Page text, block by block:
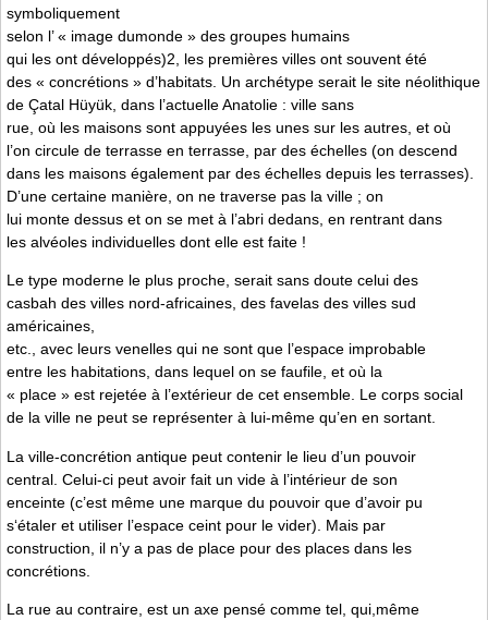
symboliquement
selon l’ « image dumonde » des groupes humains
qui les ont développés)2, les premières villes ont souvent été
des « concrétions » d’habitats. Un archétype serait le site néolithique
de Çatal Hüyük, dans l’actuelle Anatolie : ville sans
rue, où les maisons sont appuyées les unes sur les autres, et où
l’on circule de terrasse en terrasse, par des échelles (on descend
dans les maisons également par des échelles depuis les terrasses).
D’une certaine manière, on ne traverse pas la ville ; on
lui monte dessus et on se met à l’abri dedans, en rentrant dans
les alvéoles individuelles dont elle est faite !
Le type moderne le plus proche, serait sans doute celui des
casbah des villes nord-africaines, des favelas des villes sud
américaines,
etc., avec leurs venelles qui ne sont que l’espace improbable
entre les habitations, dans lequel on se faufile, et où la
« place » est rejetée à l’extérieur de cet ensemble. Le corps social
de la ville ne peut se représenter à lui-même qu’en en sortant.
La ville-concrétion antique peut contenir le lieu d’un pouvoir
central. Celui-ci peut avoir fait un vide à l’intérieur de son
enceinte (c’est même une marque du pouvoir que d’avoir pu
s‘étaler et utiliser l’espace ceint pour le vider). Mais par
construction, il n’y a pas de place pour des places dans les
concrétions.
La rue au contraire, est un axe pensé comme tel, qui,même